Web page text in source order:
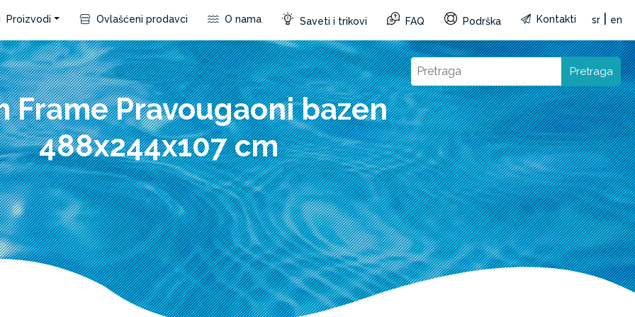
Proizvodi Ovlašćeni prodavci O nama Saveti i trikovi FAQ Podrška Kontakti sr en
Pretraga
Frame Pravougaoni bazen
488x244x107 cm